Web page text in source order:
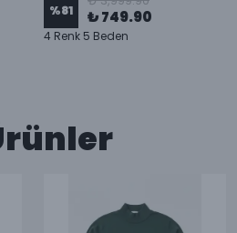
%81 ₺ 749.90
4 Renk 5 Beden